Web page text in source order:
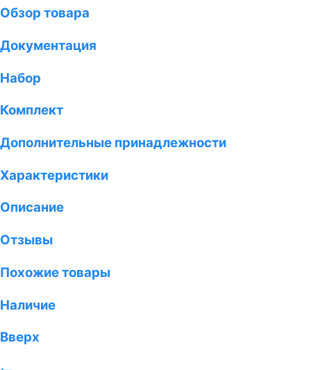
Обзор товара
Документация
Набор
Комплект
Дополнительные принадлежности
Характеристики
Описание
Отзывы
Похожие товары
Наличие
Вверх